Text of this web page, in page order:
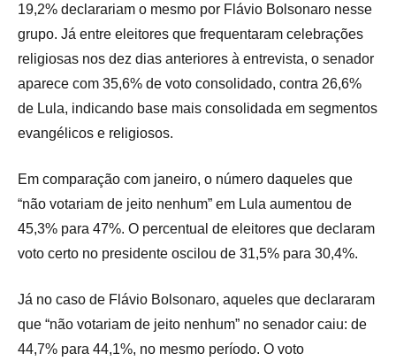
19,2% declarariam o mesmo por Flávio Bolsonaro nesse
grupo. Já entre eleitores que frequentaram celebrações
religiosas nos dez dias anteriores à entrevista, o senador
aparece com 35,6% de voto consolidado, contra 26,6%
de Lula, indicando base mais consolidada em segmentos
evangélicos e religiosos.
Em comparação com janeiro, o número daqueles que
“não votariam de jeito nenhum” em Lula aumentou de
45,3% para 47%. O percentual de eleitores que declaram
voto certo no presidente oscilou de 31,5% para 30,4%.
Já no caso de Flávio Bolsonaro, aqueles que declararam
que “não votariam de jeito nenhum” no senador caiu: de
44,7% para 44,1%, no mesmo período. O voto